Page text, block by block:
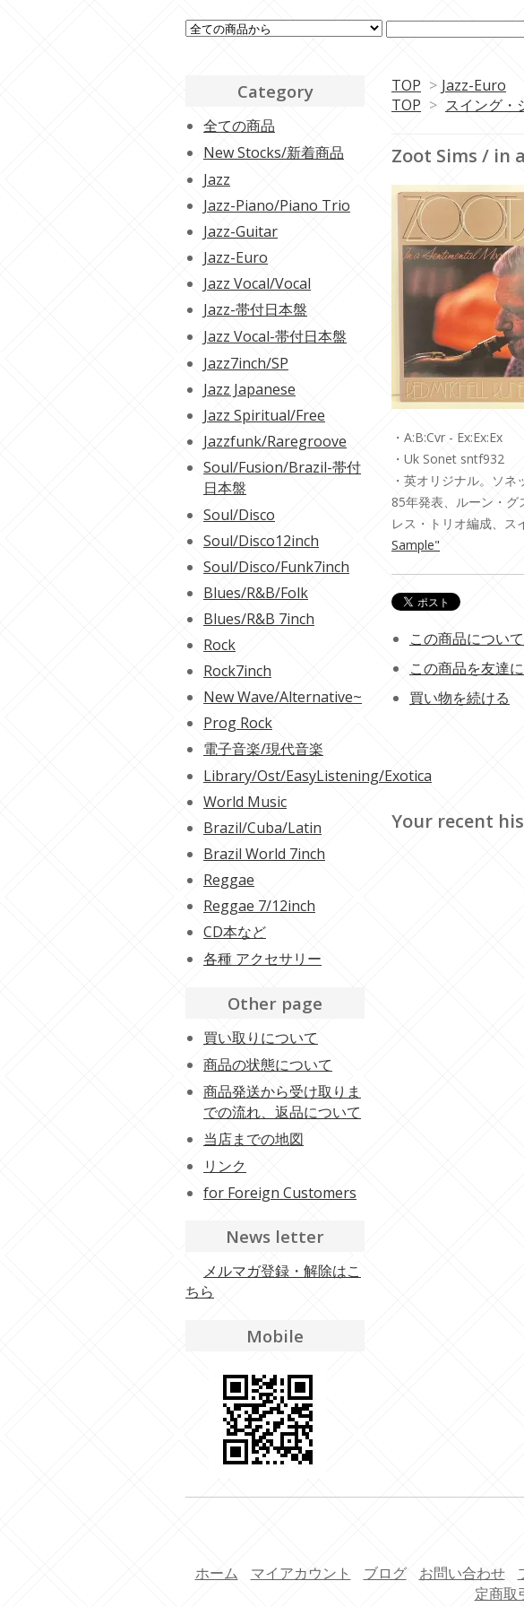
TOP > Jazz-Euro
TOP > スイング・
Zoot Sims / in
・A:B:Cvr - Ex:Ex:Ex
・Uk Sonet sntf932
・英オリジナル。ソ
85年発表、ルーン・
レス・トリオ編成、ス
Sample"
この商品につい
この商品を友達
買い物を続ける
Your recent
Category
全ての商品
New Stocks/新着商品
Jazz
Jazz-Piano/Piano Trio
Jazz-Guitar
Jazz-Euro
Jazz Vocal/Vocal
Jazz-帯付日本盤
Jazz Vocal-帯付日本盤
Jazz7inch/SP
Jazz Japanese
Jazz Spiritual/Free
Jazzfunk/Raregroove
Soul/Fusion/Brazil-帯付
日本盤
Soul/Disco
Soul/Disco12inch
Soul/Disco/Funk7inch
Blues/R&B/Folk
Blues/R&B 7inch
Rock
Rock7inch
New Wave/Alternative~
Prog Rock
電子音楽/現代音楽
Library/Ost/EasyListening/Exotica
World Music
Brazil/Cuba/Latin
Brazil World 7inch
Reggae
Reggae 7/12inch
CD本など
各種 アクセサリー
Other page
買い取りについて
商品の状態について
商品発送から受け取りま
での流れ、返品について
当店までの地図
リンク
for Foreign Customers
News letter
メルマガ登録・解除はこ
ちら
Mobile
ホーム マイアカウント ブログ お問い合わせ
定商取